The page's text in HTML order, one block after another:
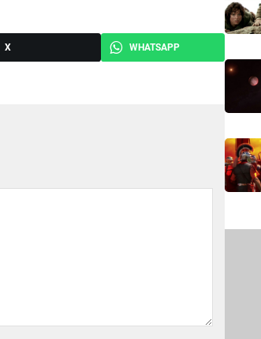
X WHATSAPP